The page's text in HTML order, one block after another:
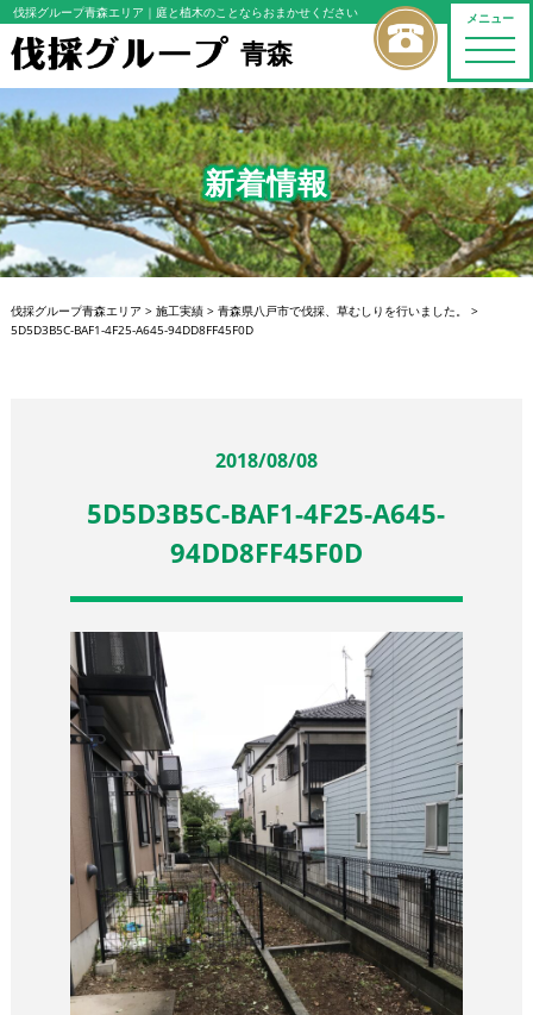
メニュー
toggle
伐採グループ青森エリア ｜庭と植木のことならおまかせください
青森
新着情報
伐採グループ青森エリア > 施工実績> 青森県八戸市で伐採、草むしりを行いました。
>
5D5D3B5C-BAF1-4F25-A645-94DD8FF45F0D
2018/08/08
5D5D3B5C-BAF1-4F25-A645-
94DD8FF45F0D